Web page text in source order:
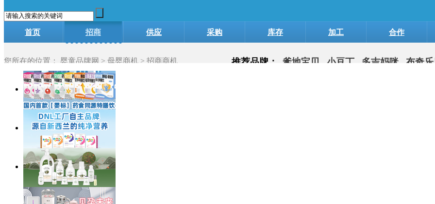
首页 招商 供应 采购 库存 加工 合作
您所在的位置： 婴童品牌网 > 母婴商机 > 招商商机 推荐品牌： 爹地宝贝 小豆丁 多吉妈咪 布奇